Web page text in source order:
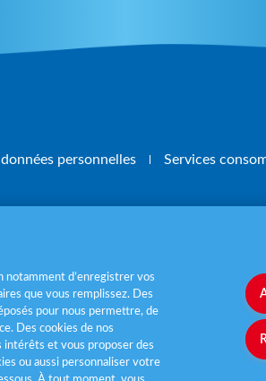
personnelles Services
5 fruits et légumes par jour
notamment d’enregistrer vos
que vous remplissez. Des
pour nous permettre, de
Des cookies de nos
intérêts et vous proposer des
ou aussi personnaliser votre